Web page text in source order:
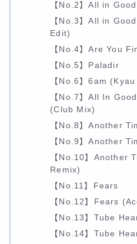
【No.2】All in
【No.3】All in
Edit)
【No.4】Are You
【No.5】Paladir
【No.6】6am
【No.7】All In
(Club Mix)
【No.8】Another
【No.9】Another
【No.10】Another
Remix)
【No.11】Fears
【No.12】Fears
【No.13】Tube
【No.14】Tube